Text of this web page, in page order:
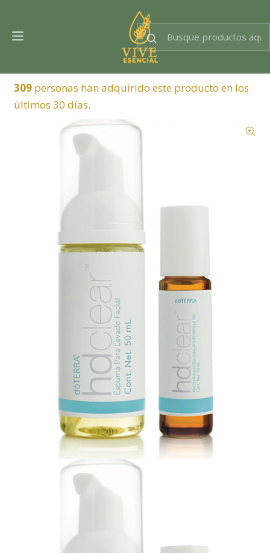
309personas han adquirido este producto en los
últimos 30 días.
Dra. EsencIAl
Experta en bienestar